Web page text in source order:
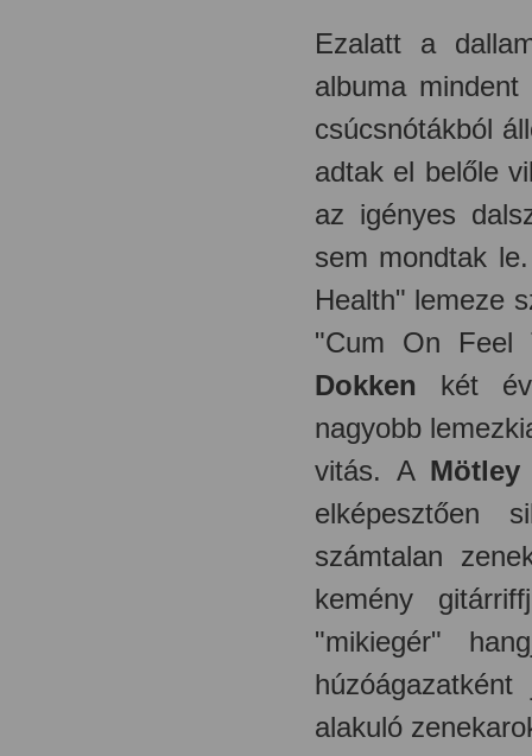
Ezalatt a
albuma
csúcsnótákból
adtak el belőle
az igényes
sem mondtak
Health" lemeze
"Cum On Feel
Dokken két
nagyobb
vitás. A Mötley
elképesztően
számtalan
kemény
"mikiegér"
alakuló